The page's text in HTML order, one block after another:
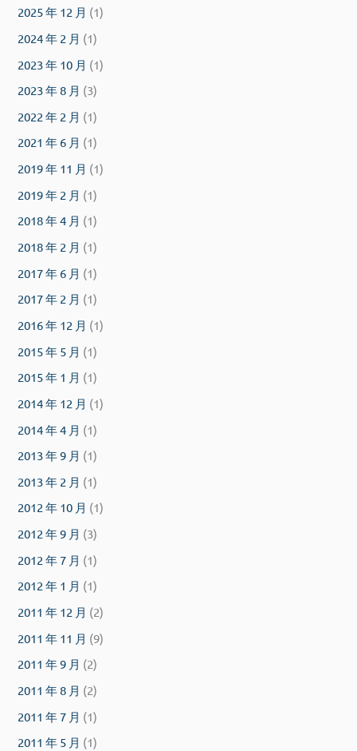
2025 年 12 月 (1)
2024 年 2 月 (1)
2023 年 10 月 (1)
2023 年 8 月 (3)
2022 年 2 月 (1)
2021 年 6 月 (1)
2019 年 11 月 (1)
2019 年 2 月 (1)
2018 年 4 月 (1)
2018 年 2 月 (1)
2017 年 6 月 (1)
2017 年 2 月 (1)
2016 年 12 月 (1)
2015 年 5 月 (1)
2015 年 1 月 (1)
2014 年 12 月 (1)
2014 年 4 月 (1)
2013 年 9 月 (1)
2013 年 2 月 (1)
2012 年 10 月 (1)
2012 年 9 月 (3)
2012 年 7 月 (1)
2012 年 1 月 (1)
2011 年 12 月 (2)
2011 年 11 月 (9)
2011 年 9 月 (2)
2011 年 8 月 (2)
2011 年 7 月 (1)
2011 年 5 月 (1)